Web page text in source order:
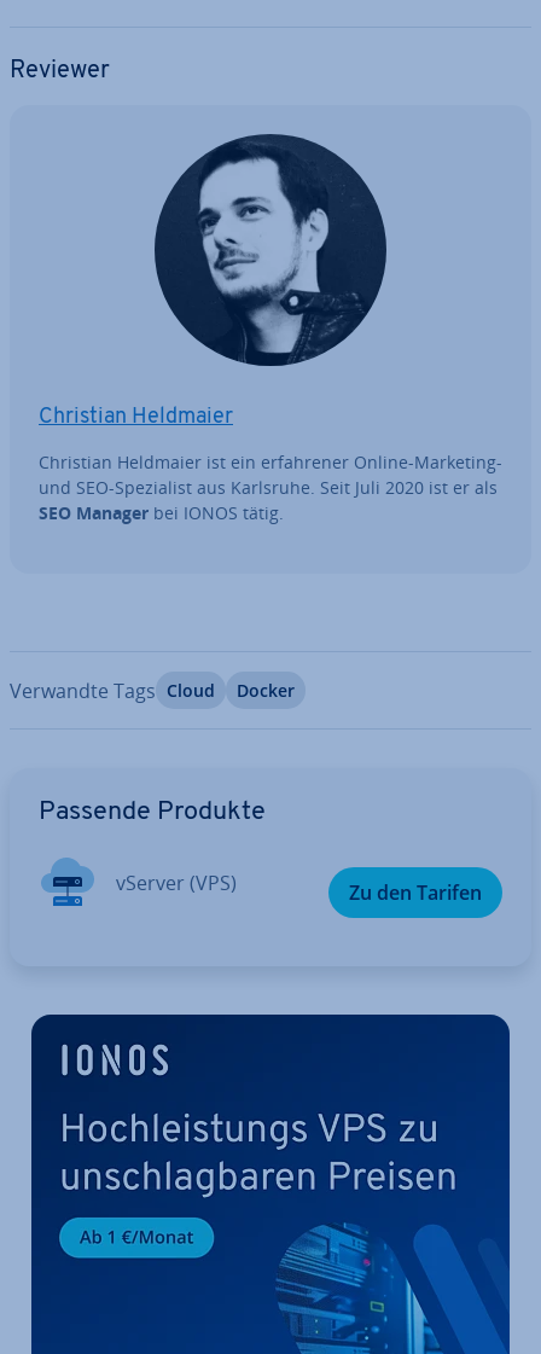
Reviewer
Christian Heldmaier
Christian Heldmaier ist ein er­fah­re­ner Online-Marketing-
und SEO-Spe­zia­list aus Karlsruhe. Seit Juli 2020 ist er als
SEO Manager bei IONOS tätig.
Verwandte Tags Cloud Docker
Passende Produkte
vServer (VPS) Zu den Tarifen